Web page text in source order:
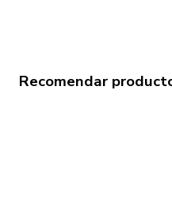
Recomendar